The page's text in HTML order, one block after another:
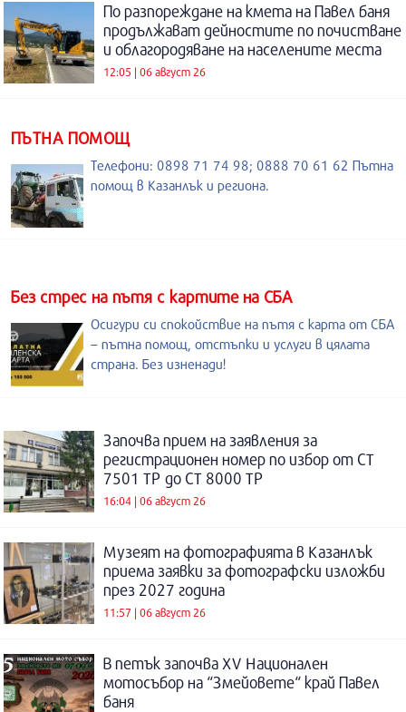
По разпореждане на кмета на Павел баня
продължават дейностите по почистване
и облагородяване на населените места
12:05 | 06 август 26
ПЪТНА ПОМОЩ
Телефони: 0898 71 74 98; 0888 70 61 62 Пътна
помощ в Казанлък и региона.
Без стрес на пътя с картите на СБА
Осигури си спокойствие на пътя с карта от СБА
– пътна помощ, отстъпки и услуги в цялата
страна. Без изненади!
Започва прием на заявления за
регистрационен номер по избор от СТ
7501 ТР до СТ 8000 ТР
16:04 | 06 август 26
Музеят на фотографията в Казанлък
приема заявки за фотографски изложби
през 2027 година
11:57 | 06 август 26
В петък започва XV Национален
мотосъбор на “Змейовете“ край Павел
баня